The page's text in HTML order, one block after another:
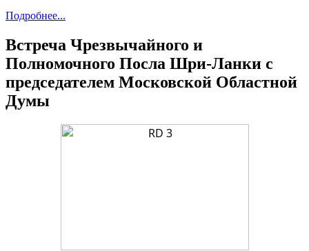
Подробнее...
Встреча Чрезвычайного и
Полномочного Посла Шри-Ланки с
председателем Московской Областной
Думы